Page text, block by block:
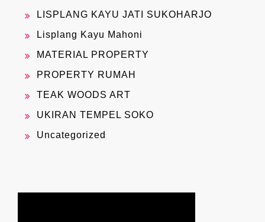
LISPLANG KAYU JATI SUKOHARJO
Lisplang Kayu Mahoni
MATERIAL PROPERTY
PROPERTY RUMAH
TEAK WOODS ART
UKIRAN TEMPEL SOKO
Uncategorized